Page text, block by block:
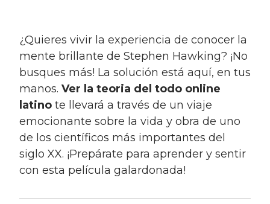
¿Quieres vivir la experiencia de conocer la
mente brillante de Stephen Hawking? ¡No
busques más! La solución está aquí, en tus
manos. Ver la teoria del todo online
latino te llevará a través de un viaje
emocionante sobre la vida y obra de uno
de los científicos más importantes del
siglo XX. ¡Prepárate para aprender y sentir
con esta película galardonada!